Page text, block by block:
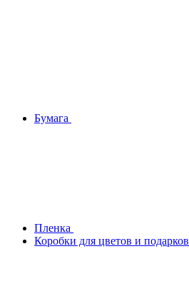
Бумага
Плeнка
Коробки для цветов и подарков